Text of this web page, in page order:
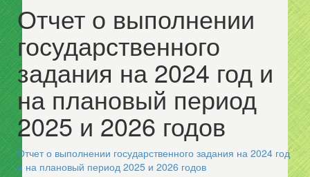
Отчет о выполнении
государственного
задания на 2024 год и
на плановый период
2025 и 2026 годов
Отчет о выполнении государственного задания на 2024 год
и на плановый период 2025 и 2026 годов